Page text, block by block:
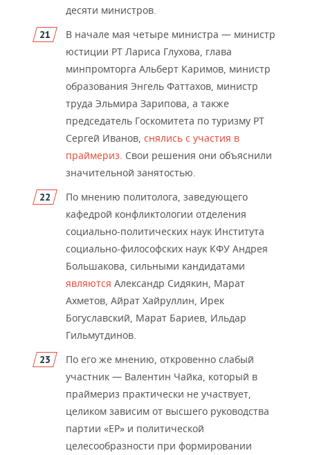
десяти министров.
В начале мая четыре министра — министр
юстиции РТ Лариса Глухова, глава
минпромторга Альберт Каримов, министр
образования Энгель Фаттахов, министр
труда Эльмира Зарипова, а также
председатель Госкомитета по туризму РТ
Сергей Иванов, снялись с участия в
праймериз . Свои решения они объяснили
значительной занятостью.
По мнению политолога, заведующего
кафедрой конфликтологии отделения
социально-политических наук Института
социально-философских наук КФУ Андрея
Большакова, сильными кандидатами
являются Александр Сидякин, Марат
Ахметов, Айрат Хайруллин, Ирек
Богуславский, Марат Бариев, Ильдар
Гильмутдинов.
По его же мнению, откровенно слабый
участник — Валентин Чайка, который в
праймериз практически не участвует,
целиком зависим от высшего руководства
партии «ЕР» и политической
целесообразности при формировании